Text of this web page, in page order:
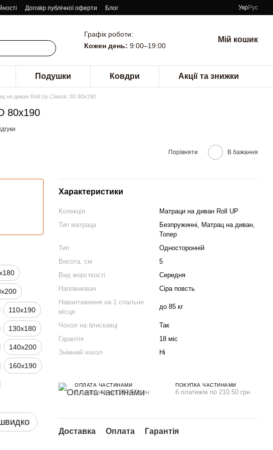
Договір публічної оферти Блог УкрРус
Графік роботи:
Кожен день: 9:00–19:00
Мій кошик
Подушки Ковдри Акції та знижки
на диван Roll Up Classic 3D 80x190
80x190
Порівняти В бажання
110х190
130х180
140х200
160х190
Характеристики
Колекція
Матраци на диван Roll UP
Тип матраца
Безпружинні, Матрац на диван,
Топер
Тип
Односторонній
Висота, см
5
Вид жорсткості
Середня
Наповнювач
Сіра повсть
Навантаження на 1 спальне
місце
до 85 кг
Чохол на блискавці
Так
Гарантія
18 міс
Знімний чохол
Ні
ОПЛАТА ЧАСТИНАМИ
6 платежів по 210.50 грн
ПОКУПКА ЧАСТИНАМИ
6 платежів по 210.50 грн
Доставка Оплата Гарантія